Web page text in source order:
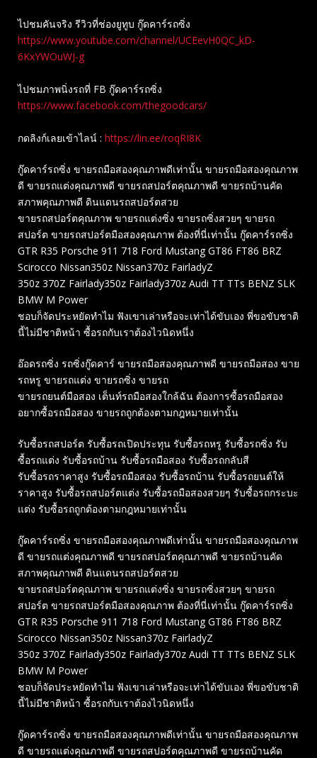
ไปชมคันจริง รีวิวที่ช่องยู​ทูบ​ กู๊ดคาร์รถซิ่ง
https://www.youtube.com/channel/UCEevH0QC_kD-
6KxYWOuWJ-g
ไปชมภาพนิ่งรถที่ FB กู๊ดคาร์รถซิ่ง
https://www.facebook.com/thegoodcars/
กดลิงก์เลยเข้าไลน์ : https://lin.ee/roqRI8K
กู๊ดคาร์รถซิ่ง ขายรถมือสองคุณภาพดีเท่านั้น ขายรถมือสองคุณภาพ
ดี ขายรถแต่งคุณภาพดี ขายรถสปอร์ตคุณภาพดี ขายรถบ้านคัด
สภาพคุณภาพดี ดินแดนรถสปอร์ตสวย
ขายรถสปอร์ตคุณภาพ ขายรถแต่งซิ่ง ขายรถซิ่งสวยๆ ขายรถ
สปอร์ต ขายรถสปอร์ตมือสองคุณภาพ ต้องที่นี่เท่านั้น กู๊ดคาร์รถซิ่ง
GTR R35 Porsche 911 718 Ford Mustang GT86 FT86 BRZ
Scirocco Nissan350z Nissan370z FairladyZ
350z 370Z Fairlady350z Fairlady370z Audi TT TTs BENZ SLK
BMW M Power
ชอบก็จัดประหยัดทำไม ฟังเขาเล่าหรือจะเท่าได้ขับเอง พี่ขอขับชาติ
นี้ไม่มีชาติหน้า ซื้อรถกับเราต้องไวนิดหนึ่ง
อ๊อดรถซิ่ง รถซิ่งกู๊ดคาร์ ขายรถมือสองคุณภาพดี ขายรถมือสอง ขาย
รถหรู ขายรถแต่ง ขายรถซิ่ง ขายรถ
ขายรถยนต์มือสอง เต็นท์รถมือสองใกล้ฉัน ต้องการซื้อรถมือสอง
อยากซื้อรถมือสอง ขายรถถูกต้องตามกฎหมายเท่านั้น
รับซื้อรถสปอร์ต รับซื้อรถเปิดประทุน รับซื้อรถหรู รับซื้อรถซิ่ง รับ
ซื้อรถแต่ง รับซื้อรถบ้าน รับซื้อรถมือสอง รับซื้อรถกลับสี
รับซื้อรถราคาสูง รับซื้อรถมือสอง รับซื้อรถบ้าน รับซื้อรถยนต์ให้
ราคาสูง รับซื้อรถสปอร์ตแต่ง รับซื้อรถมือสองสวยๆ รับซื้อรถกระบะ
แต่ง รับซื้อรถถูกต้องตามกฎหมายเท่านั้น
กู๊ดคาร์รถซิ่ง ขายรถมือสองคุณภาพดีเท่านั้น ขายรถมือสองคุณภาพ
ดี ขายรถแต่งคุณภาพดี ขายรถสปอร์ตคุณภาพดี ขายรถบ้านคัด
สภาพคุณภาพดี ดินแดนรถสปอร์ตสวย
ขายรถสปอร์ตคุณภาพ ขายรถแต่งซิ่ง ขายรถซิ่งสวยๆ ขายรถ
สปอร์ต ขายรถสปอร์ตมือสองคุณภาพ ต้องที่นี่เท่านั้น กู๊ดคาร์รถซิ่ง
GTR R35 Porsche 911 718 Ford Mustang GT86 FT86 BRZ
Scirocco Nissan350z Nissan370z FairladyZ
350z 370Z Fairlady350z Fairlady370z Audi TT TTs BENZ SLK
BMW M Power
ชอบก็จัดประหยัดทำไม ฟังเขาเล่าหรือจะเท่าได้ขับเอง พี่ขอขับชาติ
นี้ไม่มีชาติหน้า ซื้อรถกับเราต้องไวนิดหนึ่ง
กู๊ดคาร์รถซิ่ง ขายรถมือสองคุณภาพดีเท่านั้น ขายรถมือสองคุณภาพ
ดี ขายรถแต่งคุณภาพดี ขายรถสปอร์ตคุณภาพดี ขายรถบ้านคัด